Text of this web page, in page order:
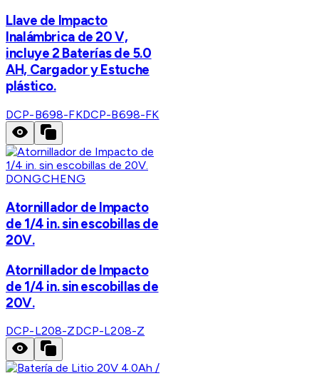
Llave de Impacto
Inalámbrica de 20 V,
incluye 2 Baterías de 5.0
AH, Cargador y Estuche
plástico.
DCP-B698-FKDCP-B698-FK
DONGCHENG
Atornillador de Impacto
de 1/4 in. sin escobillas de
20V.
Atornillador de Impacto
de 1/4 in. sin escobillas de
20V.
DCP-L208-ZDCP-L208-Z